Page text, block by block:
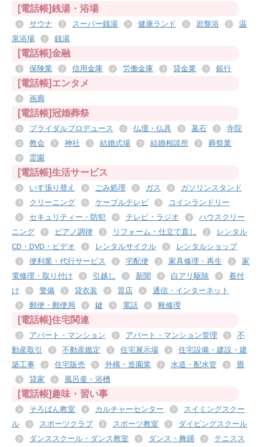
[電話帳]銭湯・浴場
サウナ スーパー銭湯 健康ランド 岩盤浴
温
泉浴場
銭湯
[電話帳]金融
保険業 信用金庫 労働金庫 貸金業 銀行
[電話帳]エンタメ
画廊
[電話帳]冠婚葬祭
ブライダルプロデュース 仏壇・仏具 墓石
寺院
教会
神社 結婚式場 結婚相談所
葬祭業
霊園
[電話帳]生活サービス
いす張り替え ごみ処理 ガス
ガソリンスタンド
クリーニング
ケーブルテレビ
コインランドリー
セキュリティー・防犯
テレビ・ラジオ
ハウスクリー
ニング
ピアノ調律 リフォーム・仕立て直し
レンタル
CD・DVD・ビデオ
レンタルサイクル
レンタルショップ
便利業・代行サービス
宅配便 家具修理・再生
家
電修理・取り付け
引越し 新聞 白アリ駆除
着付
け
警備 貸衣装 質店
通信・インターネット
郵便・郵便局
鍵 電話 靴修理
[電話帳]住宅関連
アパート・マンション アパート・マンション管理
不
動産取引
不動産鑑定 住宅展示場
住宅設備・建設・建
築工事
住宅販売 外構・造園業 水道・配水管
畳
貸家
風呂釜・浴槽
[電話帳]趣味・習い事
そろばん教室 カルチャーセンター
スイミングスクー
ル
スポーツクラブ スポーツ教室
ダイビングスクール
ダンススクール・ダンス教室
ダンス・舞踊
テニスス